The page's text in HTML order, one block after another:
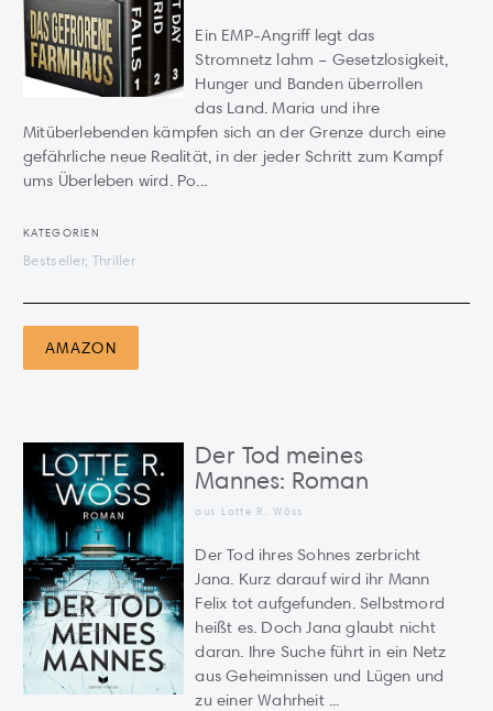
Ein EMP-Angriff legt das
Stromnetz lahm – Gesetzlosigkeit,
Hunger und Banden überrollen
das Land. Maria und ihre
Mitüberlebenden kämpfen sich an der Grenze durch eine
gefährliche neue Realität, in der jeder Schritt zum Kampf
ums Überleben wird. Po...
KATEGORIEN
Bestseller, Thriller
AMAZON
Der Tod meines
Mannes: Roman
aus Lotte R. Wöss
Der Tod ihres Sohnes zerbricht
Jana. Kurz darauf wird ihr Mann
Felix tot aufgefunden. Selbstmord
heißt es. Doch Jana glaubt nicht
daran. Ihre Suche führt in ein Netz
aus Geheimnissen und Lügen und
zu einer Wahrheit ...